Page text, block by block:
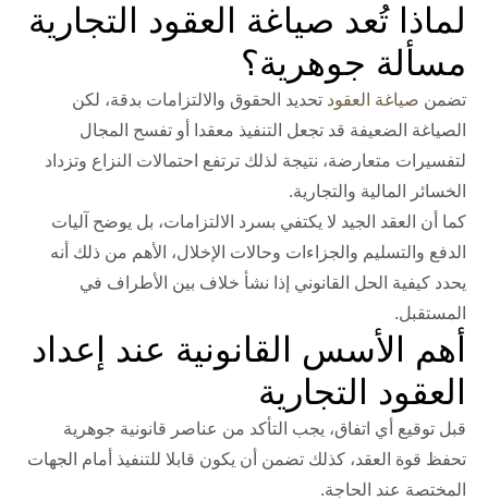
لماذا تُعد صياغة العقود التجارية
مسألة جوهرية؟
تضمن صياغة العقود تحديد الحقوق والالتزامات بدقة، لكن
الصياغة الضعيفة قد تجعل التنفيذ معقدا أو تفسح المجال
لتفسيرات متعارضة، نتيجة لذلك ترتفع احتمالات النزاع وتزداد
الخسائر المالية والتجارية.
كما أن العقد الجيد لا يكتفي بسرد الالتزامات، بل يوضح آليات
الدفع والتسليم والجزاءات وحالات الإخلال، الأهم من ذلك أنه
يحدد كيفية الحل القانوني إذا نشأ خلاف بين الأطراف في
المستقبل.
أهم الأسس القانونية عند إعداد
العقود التجارية
قبل توقيع أي اتفاق، يجب التأكد من عناصر قانونية جوهرية
تحفظ قوة العقد، كذلك تضمن أن يكون قابلا للتنفيذ أمام الجهات
المختصة عند الحاجة.